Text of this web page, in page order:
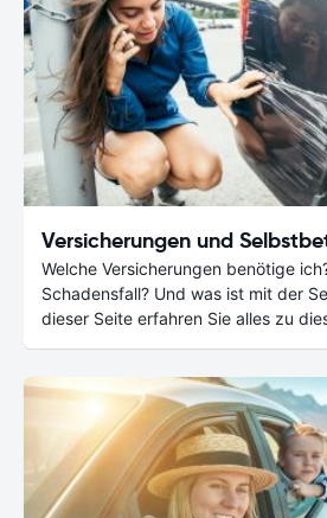
Versicherungen und
Welche Versicherungen benötige
Schadensfall? Und was ist mit der
dieser Seite erfahren Sie alles zu